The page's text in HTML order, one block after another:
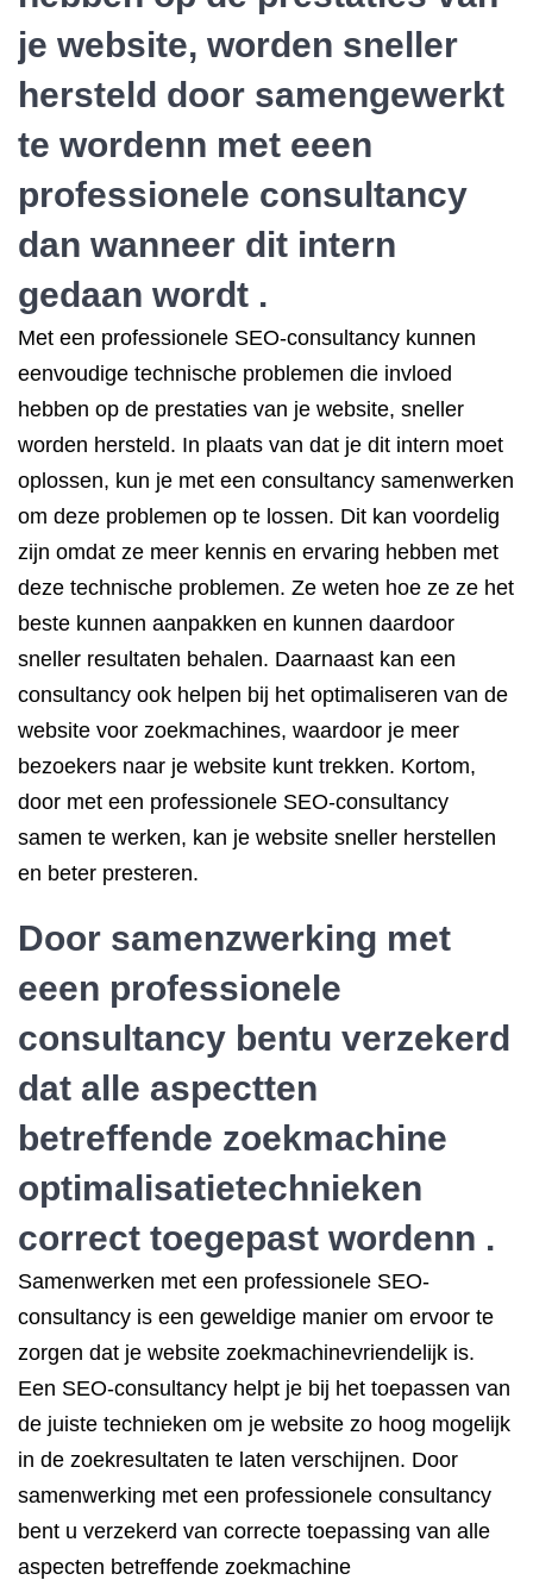
je website, worden sneller
hersteld door samengewerkt
te wordenn met eeen
professionele consultancy
dan wanneer dit intern
gedaan wordt .
Met een professionele SEO-consultancy kunnen
eenvoudige technische problemen die invloed
hebben op de prestaties van je website, sneller
worden hersteld. In plaats van dat je dit intern moet
oplossen, kun je met een consultancy samenwerken
om deze problemen op te lossen. Dit kan voordelig
zijn omdat ze meer kennis en ervaring hebben met
deze technische problemen. Ze weten hoe ze ze het
beste kunnen aanpakken en kunnen daardoor
sneller resultaten behalen. Daarnaast kan een
consultancy ook helpen bij het optimaliseren van de
website voor zoekmachines, waardoor je meer
bezoekers naar je website kunt trekken. Kortom,
door met een professionele SEO-consultancy
samen te werken, kan je website sneller herstellen
en beter presteren.
Door samenzwerking met
eeen professionele
consultancy bentu verzekerd
dat alle aspectten
betreffende zoekmachine
optimalisatietechnieken
correct toegepast wordenn .
Samenwerken met een professionele SEO-
consultancy is een geweldige manier om ervoor te
zorgen dat je website zoekmachinevriendelijk is.
Een SEO-consultancy helpt je bij het toepassen van
de juiste technieken om je website zo hoog mogelijk
in de zoekresultaten te laten verschijnen. Door
samenwerking met een professionele consultancy
bent u verzekerd van correcte toepassing van alle
aspecten betreffende zoekmachine